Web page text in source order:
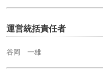
運営統括責任者
谷岡 一雄